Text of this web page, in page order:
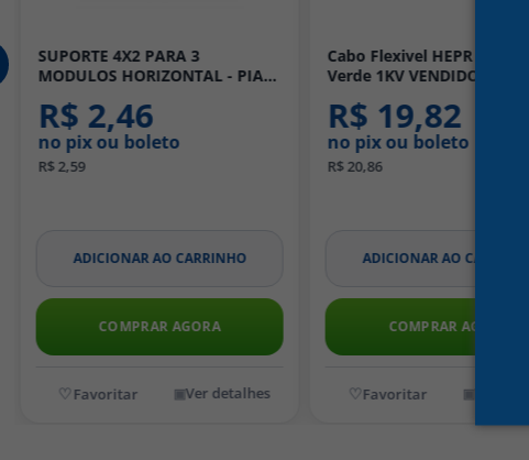
SUPORTE 4X2 PARA 3
MODULOS HORIZONTAL - PIAL
R$ 2,46
no pix ou boleto
R$ 2,59
ADICIONAR AO CARRINHO
COMPRAR AGORA
Ver detalhes
Cabo Flexivel HEPR 16mm
Verde 1KV VENDIDO POR
R$ 19,82
no pix ou boleto
R$ 20,86
ADICIONAR AO CARRINHO
COMPRAR AGORA